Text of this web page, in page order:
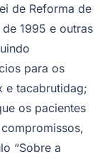
de Reforma de
1995 e outras
para os
e tacabrutidag;
os pacientes
“Sobre a